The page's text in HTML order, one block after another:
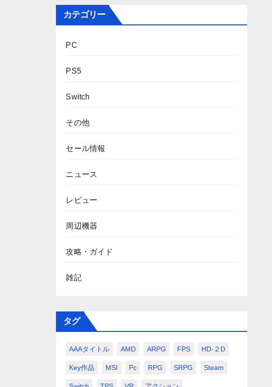
カテゴリー
PC
PS5
Switch
その他
セール情報
ニュース
レビュー
周辺機器
攻略・ガイド
雑記
タグ
AAAタイトル AMD ARPG FPS HD-２D
Key作品 MSI Pc RPG SRPG Steam